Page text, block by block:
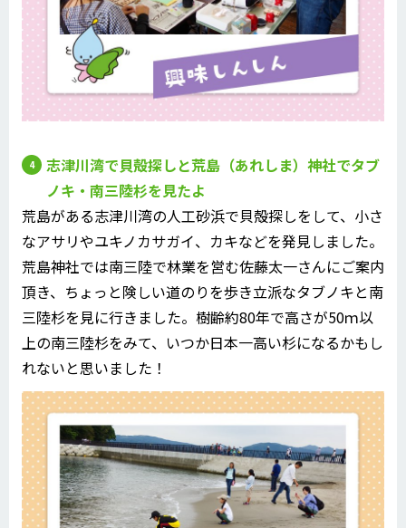
志津川湾で貝殻探しと荒島（あれしま）神社でタブ
ノキ・南三陸杉を見たよ
荒島がある志津川湾の人工砂浜で貝殻探しをして、小さ
なアサリやユキノカサガイ、カキなどを発見しました。
荒島神社では南三陸で林業を営む佐藤太一さんにご案内
頂き、ちょっと険しい道のりを歩き立派なタブノキと南
三陸杉を見に行きました。樹齢約80年で高さが50ｍ以
上の南三陸杉をみて、いつか日本一高い杉になるかもし
れないと思いました！